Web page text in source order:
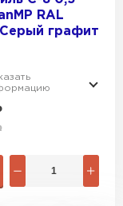
RAL
графит